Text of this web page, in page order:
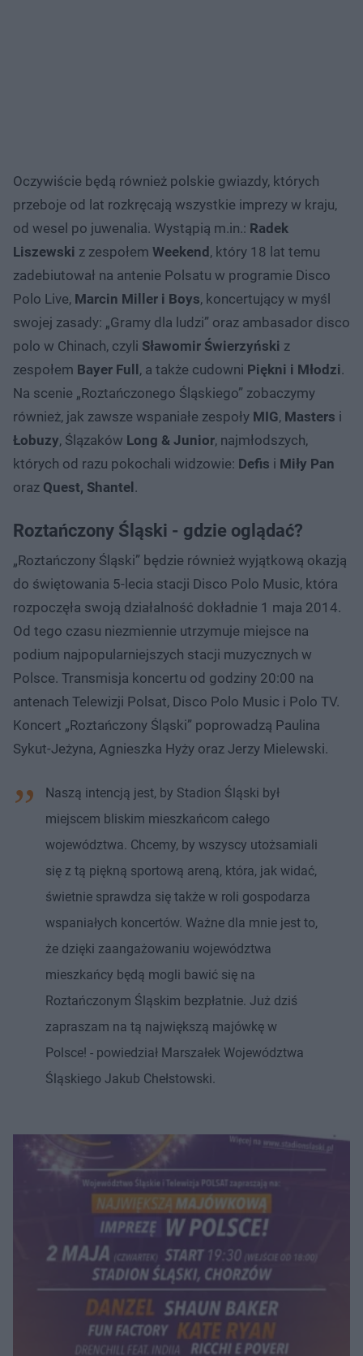
Oczywiście będą również polskie gwiazdy, których
przeboje od lat rozkręcają wszystkie imprezy w kraju,
od wesel po juwenalia. Wystąpią m.in.: Radek
Liszewski z zespołem Weekend, który 18 lat temu
zadebiutował na antenie Polsatu w programie Disco
Polo Live, Marcin Miller i Boys, koncertujący w myśl
swojej zasady: „Gramy dla ludzi” oraz ambasador disco
polo w Chinach, czyli Sławomir Świerzyński z
zespołem Bayer Full, a także cudowni Piękni i Młodzi.
Na scenie „Roztańczonego Śląskiego” zobaczymy
również, jak zawsze wspaniałe zespoły MIG, Masters i
Łobuzy, Ślązaków Long & Junior, najmłodszych,
których od razu pokochali widzowie: Defis i Miły Pan
oraz Quest, Shantel.
Roztańczony Śląski - gdzie oglądać?
„Roztańczony Śląski” będzie również wyjątkową okazją
do świętowania 5-lecia stacji Disco Polo Music, która
rozpoczęła swoją działalność dokładnie 1 maja 2014.
Od tego czasu niezmiennie utrzymuje miejsce na
podium najpopularniejszych stacji muzycznych w
Polsce. Transmisja koncertu od godziny 20:00 na
antenach Telewizji Polsat, Disco Polo Music i Polo TV.
Koncert „Roztańczony Śląski” poprowadzą Paulina
Sykut-Jeżyna, Agnieszka Hyży oraz Jerzy Mielewski.
Naszą intencją jest, by Stadion Śląski był
miejscem bliskim mieszkańcom całego
województwa. Chcemy, by wszyscy utożsamiali
się z tą piękną sportową areną, która, jak widać,
świetnie sprawdza się także w roli gospodarza
wspaniałych koncertów. Ważne dla mnie jest to,
że dzięki zaangażowaniu województwa
mieszkańcy będą mogli bawić się na
Roztańczonym Śląskim bezpłatnie. Już dziś
zapraszam na tą największą majówkę w
Polsce! - powiedział Marszałek Województwa
Śląskiego Jakub Chełstowski.